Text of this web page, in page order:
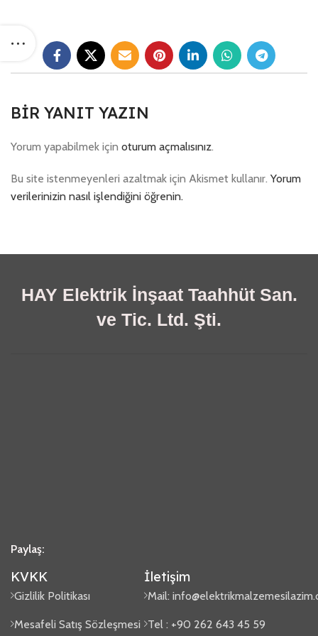
BIR YANIT YAZIN
Yorum yapabilmek için oturum açmalısınız.
Bu site istenmeyenleri azaltmak için Akismet kullanır. Yorum
verilerinizin nasıl işlendiğini öğrenin.
HAY Elektrik İnşaat Taahhüt San.
ve Tic. Ltd. Şti.
Paylaş:
KVKK
Gizlilik Politikası
Mesafeli Satış Sözleşmesi
İletişim
Mail:
Tel : +90 262 643 45 59